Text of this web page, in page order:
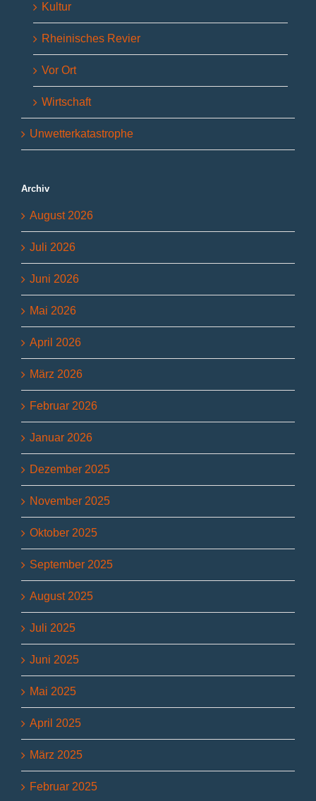
Kultur
Rheinisches Revier
Vor Ort
Wirtschaft
Unwetterkatastrophe
Archiv
August 2026
Juli 2026
Juni 2026
Mai 2026
April 2026
März 2026
Februar 2026
Januar 2026
Dezember 2025
November 2025
Oktober 2025
September 2025
August 2025
Juli 2025
Juni 2025
Mai 2025
April 2025
März 2025
Februar 2025